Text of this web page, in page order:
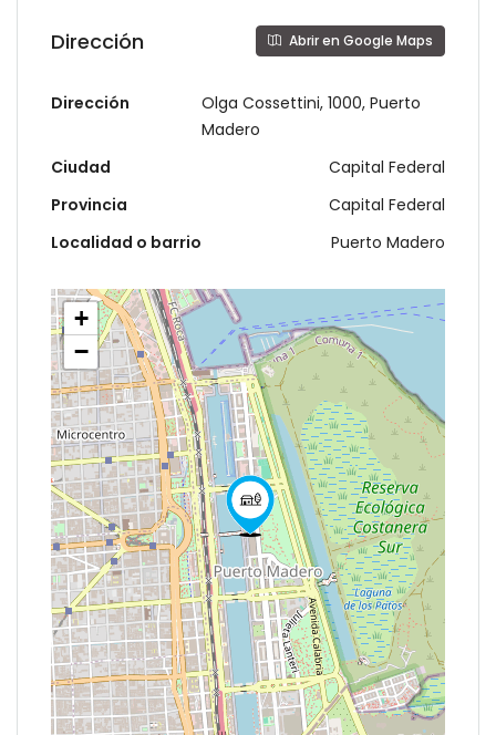
Dirección Abrir en Google Maps
Dirección
Olga Cossettini, 1000, Puerto
Madero
Ciudad
Capital Federal
Provincia
Capital Federal
Localidad o barrio
Puerto Madero
+
−